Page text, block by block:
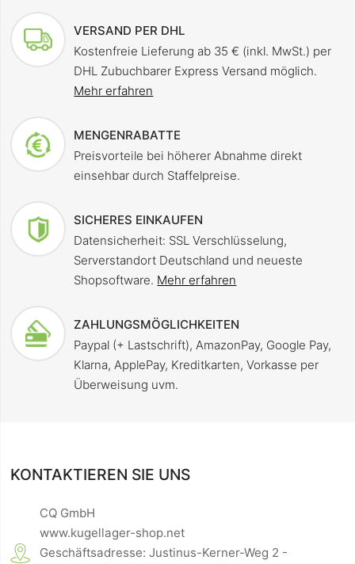
VERSAND PER DHL
Kostenfreie Lieferung ab 35 € (inkl. MwSt.) per
DHL Zubuchbarer Express Versand möglich.
Mehr erfahren
MENGENRABATTE
Preisvorteile bei höherer Abnahme direkt
einsehbar durch Staffelpreise.
SICHERES EINKAUFEN
Datensicherheit: SSL Verschlüsselung,
Serverstandort Deutschland und neueste
Shopsoftware. Mehr erfahren
ZAHLUNGSMÖGLICHKEITEN
Paypal (+ Lastschrift), AmazonPay, Google Pay,
Klarna, ApplePay, Kreditkarten, Vorkasse per
Überweisung uvm.
KONTAKTIEREN SIE UNS
CQ GmbH
www.kugellager-shop.net
Geschäftsadresse: Justinus-Kerner-Weg 2 -